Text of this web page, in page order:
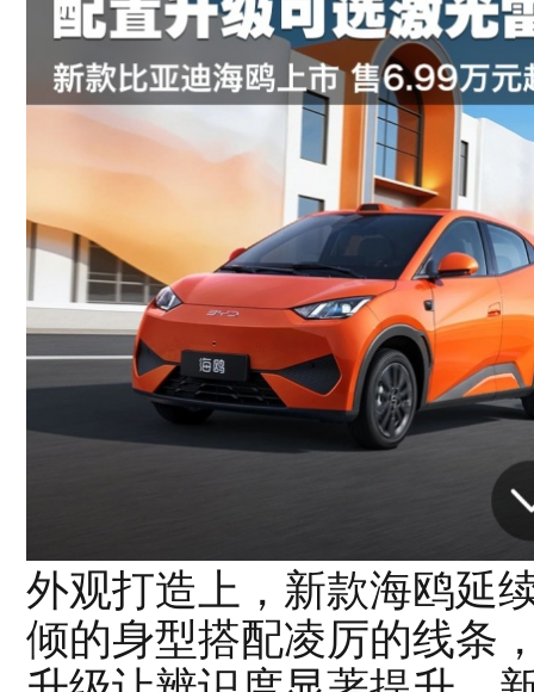
外观打造上，新款海鸥延
倾的身型搭配凌厉的线条